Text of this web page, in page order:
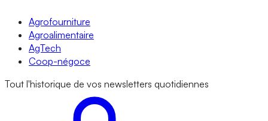
Agrofourniture
Agroalimentaire
AgTech
Coop-négoce
Tout l'historique de vos newsletters quotidiennes